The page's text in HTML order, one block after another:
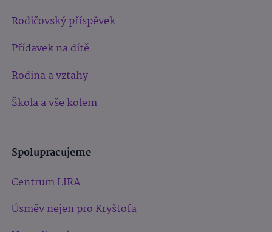
Rodičovský příspěvek
Přídavek na dítě
Rodina a vztahy
Škola a vše kolem
Spolupracujeme
Centrum LIRA
Úsměv nejen pro Kryštofa